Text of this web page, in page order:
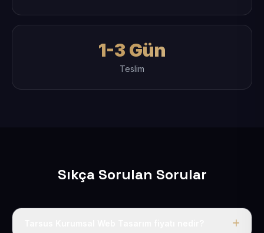
1-3 Gün
Teslim
Sıkça Sorulan Sorular